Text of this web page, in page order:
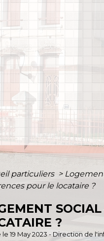
particuliers >
pour le locataire ?
?
le 19 May 2023 - Direction de